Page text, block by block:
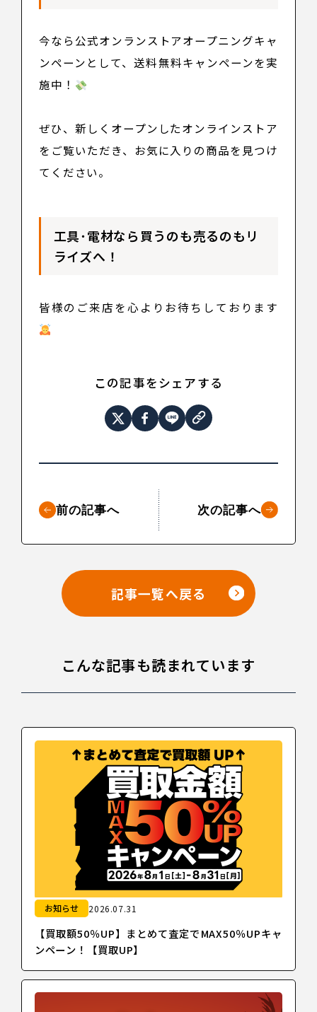
今なら公式オンランストアオープニングキャ
ンペーンとして、送料無料キャンペーンを実
施中！
ぜひ、新しくオープンしたオンラインストア
をご覧いただき、お気に入りの商品を見つけ
てください。
工具･電材なら買うのも売るのもリ
ライズへ！
皆様のご来店を心よりお待ちしております
この記事をシェアする
前の記事へ 次の記事へ
記事一覧へ戻る
こんな記事も読まれています
お知らせ 2026.07.31
【買取額50％UP】まとめて査定でMAX50％UPキャ
ンペーン！【買取UP】